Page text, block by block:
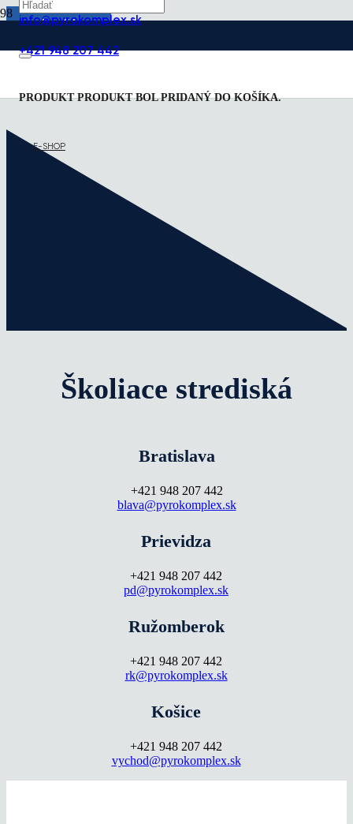
info@pyrokomplex.sk
+421 948 207 442
PRODUKTPRODUKTBOL PRIDANÝ DO KOŠÍKA.
E-SHOP
Použiť
Filters
Školiace strediská
Bratislava
+421 948 207 442
blava@pyrokomplex.sk
Prievidza
+421 948 207 442
pd@pyrokomplex.sk
Ružomberok
+421 948 207 442
rk@pyrokomplex.sk
Košice
+421 948 207 442
vychod@pyrokomplex.sk